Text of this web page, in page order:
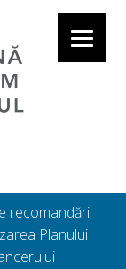
recomandări
Planului